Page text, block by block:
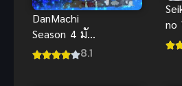
DanMachi
Season 4 มัน
ผิดรึไงถ้าใจ8.1
no